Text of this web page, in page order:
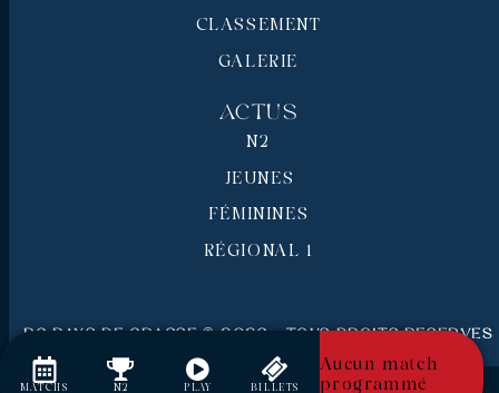
MATCHS N2 PLAY BILLETS
Aucun match
programmé
CLASSEMENT
GALERIE
Actus
N2
JEUNES
FÉMININES
RÉGIONAL 1
RC Pays de Grasse © 2026 - Tous droits réservés